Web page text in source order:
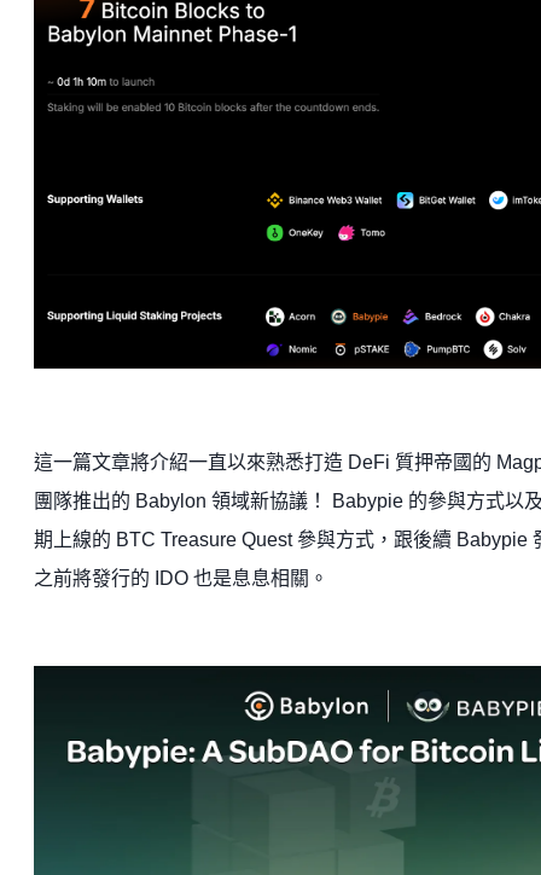
這一篇文章將介紹一直以來熟悉打造 DeFi 質押帝國的
團隊推出的 Babylon 領域新協議！ Babypie 的參與方式以
期上線的 BTC Treasure Quest 參與方式，跟後續 Babypie
之前將發行的 IDO 也是息息相關。